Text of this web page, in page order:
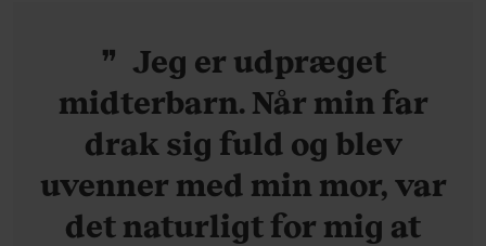
Jeg er udpræget
midterbarn. Når min far
drak sig fuld og blev
uvenner med min mor, var
det naturligt for mig at